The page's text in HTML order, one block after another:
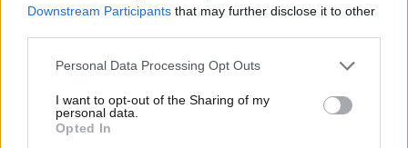
Downstream Participants that may further disclose it to other
Please note that this website/app uses one or more Google
not limited to your visit or usage behaviour. You may click to
grant or deny consent to Google and its third-party tags to
use your data for below specified purposes in below Google
Personal Data Processing Opt Outs
I want to opt-out of the Sharing of my
personal data.
Opted In